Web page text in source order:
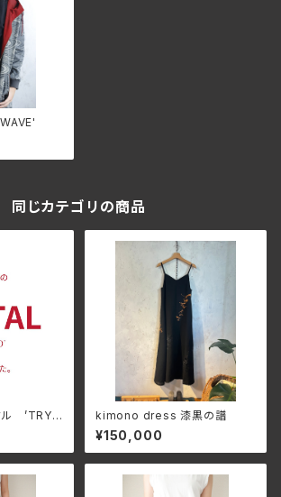
同じカテゴリの商品
ル ’TRY&
kimono dress 漆黒の譜
¥150,000